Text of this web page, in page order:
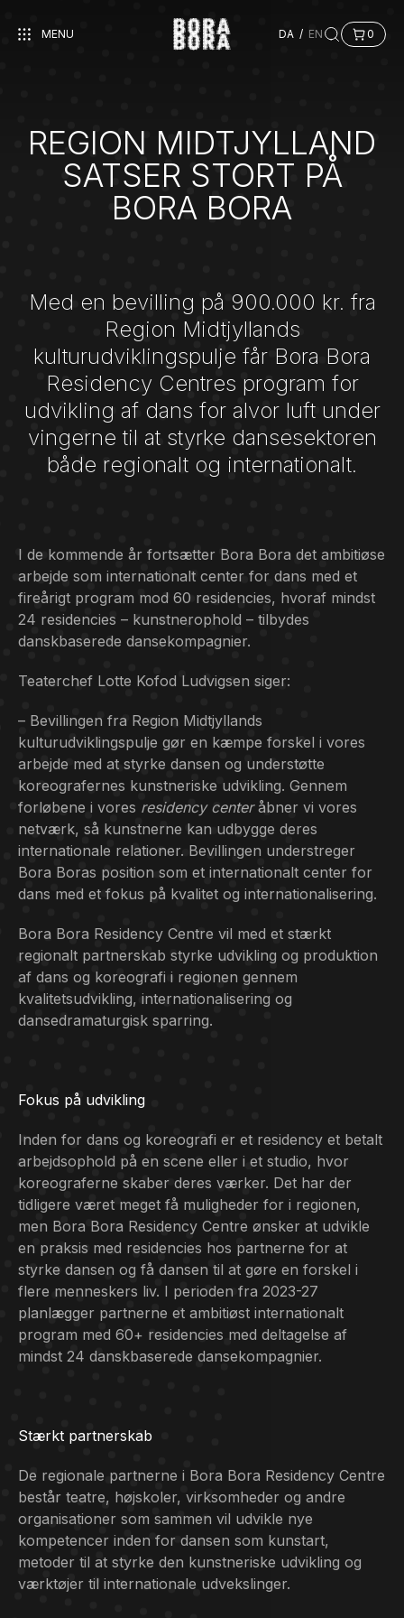
MENU DA / EN 0
REGION MIDTJYLLAND
SATSER STORT PÅ
BORA BORA
Med en bevilling på 900.000 kr. fra
Region Midtjyllands
kulturudviklingspulje får Bora Bora
Residency Centres program for
udvikling af dans for alvor luft under
vingerne til at styrke dansesektoren
både regionalt og internationalt.
I de kommende år fortsætter Bora Bora det ambitiøse
arbejde som internationalt center for dans med et
fireårigt program mod 60 residencies, hvoraf mindst
24 residencies – kunstnerophold – tilbydes
danskbaserede dansekompagnier.
Teaterchef Lotte Kofod Ludvigsen siger:
– Bevillingen fra Region Midtjyllands
kulturudviklingspulje gør en kæmpe forskel i vores
arbejde med at styrke dansen og understøtte
koreografernes kunstneriske udvikling. Gennem
forløbene i vores residency centeråbner vi vores
netværk, så kunstnerne kan udbygge deres
internationale relationer. Bevillingen understreger
Bora Boras position som et internationalt center for
dans med et fokus på kvalitet og internationalisering.
Bora Bora Residency Centre vil med et stærkt
regionalt partnerskab styrke udvikling og produktion
af dans og koreografi i regionen gennem
kvalitetsudvikling, internationalisering og
dansedramaturgisk sparring.
Fokus på udvikling
Inden for dans og koreografi er et residency et betalt
arbejdsophold på en scene eller i et studio, hvor
koreograferne skaber deres værker. Det har der
tidligere været meget få muligheder for i regionen,
men Bora Bora Residency Centre ønsker at udvikle
en praksis med residencies hos partnerne for at
styrke dansen og få dansen til at gøre en forskel i
flere menneskers liv. I perioden fra 2023-27
planlægger partnerne et ambitiøst internationalt
program med 60+ residencies med deltagelse af
mindst 24 danskbaserede dansekompagnier.
Stærkt partnerskab
De regionale partnerne i Bora Bora Residency Centre
består teatre, højskoler, virksomheder og andre
organisationer som sammen vil udvikle nye
kompetencer inden for dansen som kunstart,
metoder til at styrke den kunstneriske udvikling og
værktøjer til internationale udvekslinger.